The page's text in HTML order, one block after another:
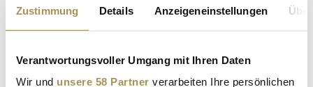
Zustimmung Details Anzeigeneinstellungen
Verantwortungsvoller Umgang mit Ihren Daten
Wir und unsere 58 Partner verarbeiten Ihre persönlichen